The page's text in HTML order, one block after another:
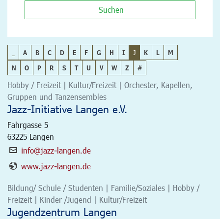
Suchen
A B C D E F G H I J K L
M
N
O P R S T U V W Z #
Hobby / Freizeit | Kultur/Freizeit | Orchester, Kapellen,
Gruppen und Tanzensembles
Jazz-Initiative Langen e.V.
Fahrgasse 5
63225 Langen
info@jazz-langen.de
www.jazz-langen.de
Bildung/ Schule / Studenten | Familie/Soziales | Hobby /
Freizeit | Kinder /Jugend | Kultur/Freizeit
Jugendzentrum Langen